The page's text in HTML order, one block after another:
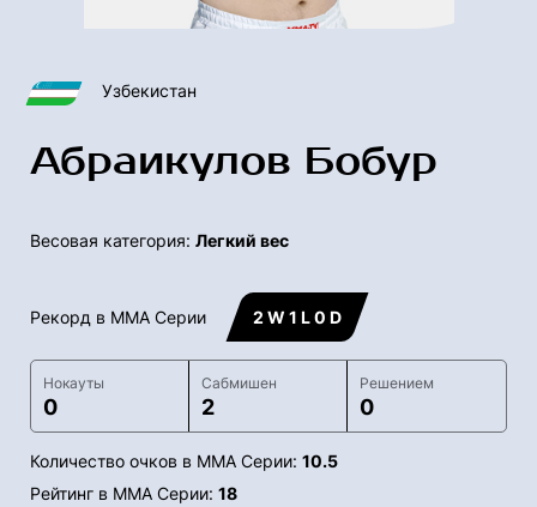
Узбекистан
Абраикулов Бобур
Весовая категория: Легкий вес
Рекорд в ММА Серии 2 W 1 L 0 D
Нокауты
0
Сабмишен
2
Решением
0
Количество очков в ММА Серии: 10.5
Рейтинг в ММА Серии: 18